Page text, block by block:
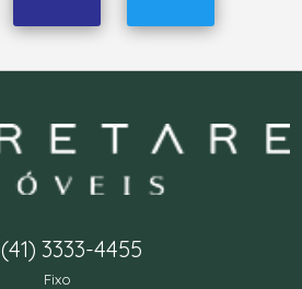
(41) 3333-4455
Fixo